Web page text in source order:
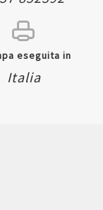
eseguita in
Italia